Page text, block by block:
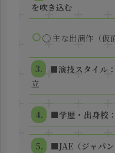
を吹き込む
◯ 主な出演作（仮
■演技スタイル
立
■学歴・出身校
■JAE（ジャパン